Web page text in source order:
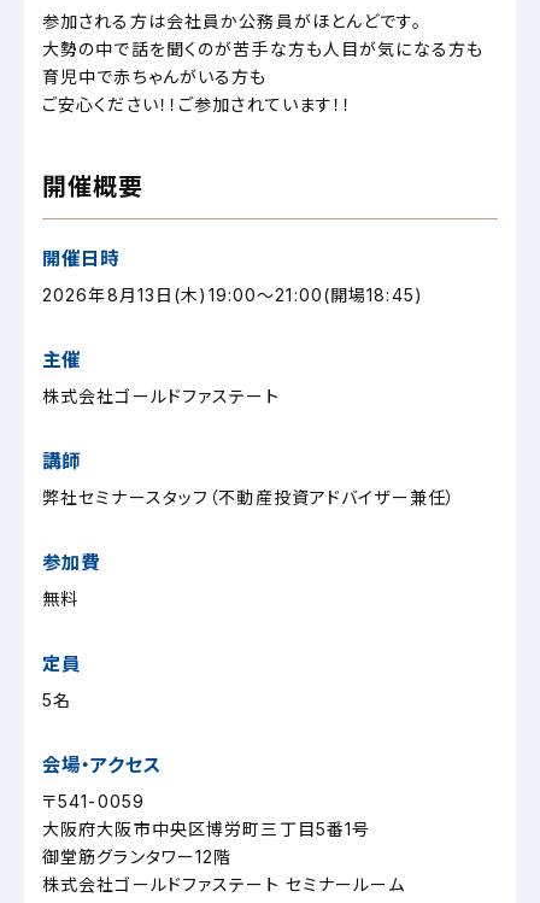
参加される方は会社員か公務員がほとんどです。
大勢の中で話を聞くのが苦手な方も人目が気になる方も
育児中で赤ちゃんがいる方も
ご安心ください！！ご参加されています！！
開催概要
開催日時
2026年8月13日(木)19:00～21:00(開場18:45)
主催
株式会社ゴールドファステート
講師
弊社セミナースタッフ（不動産投資アドバイザー兼任）
参加費
無料
定員
5名
会場・アクセス
〒541-0059
大阪府大阪市中央区博労町三丁目5番1号
御堂筋グランタワー12階
株式会社ゴールドファステート セミナールーム